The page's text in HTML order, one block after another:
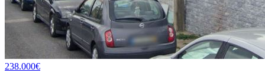
238.000€